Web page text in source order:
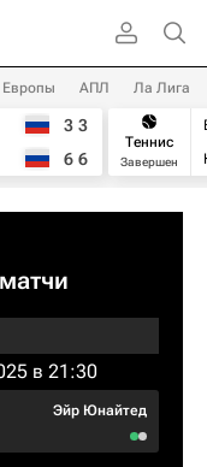
Европы АПЛ Ла Лига
3 3
6 6
Теннис
Завершен
в 21:30
Эйр Юнайтед